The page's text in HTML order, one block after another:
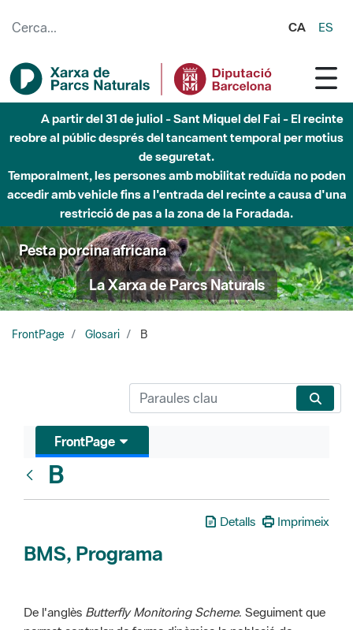
CA ES
A partir del 31 de juliol - Sant Miquel del Fai - El recinte
reobre al públic després del tancament temporal per motius
de seguretat.
Temporalment, les persones amb mobilitat reduïda no poden
accedir amb vehicle fins a l'entrada del recinte a causa d'una
restricció de pas a la zona de la Foradada.
Pesta porcina africana
La Xarxa de Parcs Naturals
FrontPage Glosari B
FrontPage
B
Detalls Imprimeix
BMS, Programa
De l'anglès Butterfly Monitoring Scheme. Seguiment que